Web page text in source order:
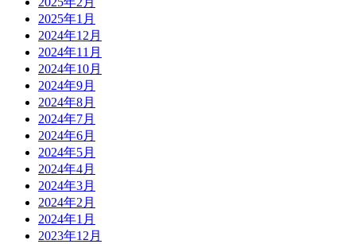
2025年1月
2024年12月
2024年11月
2024年10月
2024年9月
2024年8月
2024年7月
2024年6月
2024年5月
2024年4月
2024年3月
2024年2月
2024年1月
2023年12月